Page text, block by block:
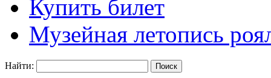
Купить билет
Музейная летопись
Найти: